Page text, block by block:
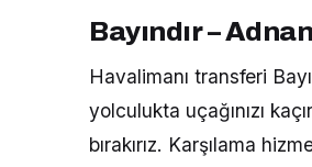
Bayındır –
Havalimanı transferi
yolculukta uçağınızı
bırakırız. Karşılama